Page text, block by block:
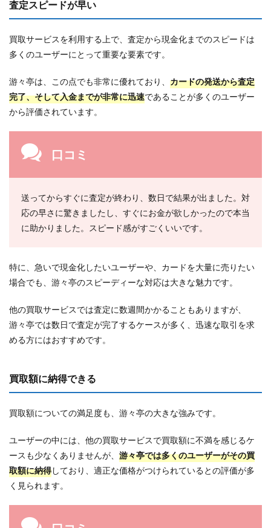
査定スピードが早い
買取サービスを利用する上で、査定から現金化までのスピードは
多くのユーザーにとって重要な要素です。
游々亭は、この点でも非常に優れており、 カードの発送から査定
完了、そして入金までが非常に迅速であることが多くのユーザー
から評価されています。
口コミ
送ってからすぐに査定が終わり、数日で結果が出ました。対
応の早さに驚きましたし、すぐにお金が欲しかったので本当
に助かりました。スピード感がすごくいいです。
特に、急いで現金化したいユーザーや、カードを大量に売りたい
場合でも、游々亭のスピーディーな対応は大きな魅力です。
他の買取サービスでは査定に数週間かかることもありますが、
游々亭では数日で査定が完了するケースが多く、迅速な取引を求
める方にはおすすめです。
買取額に納得できる
買取額についての満足度も、游々亭の大きな強みです。
ユーザーの中には、他の買取サービスで買取額に不満を感じるケ
ースも少なくありませんが、 游々亭では多くのユーザーがその買
取額に納得しており、適正な価格がつけられているとの評価が多
く見られます。